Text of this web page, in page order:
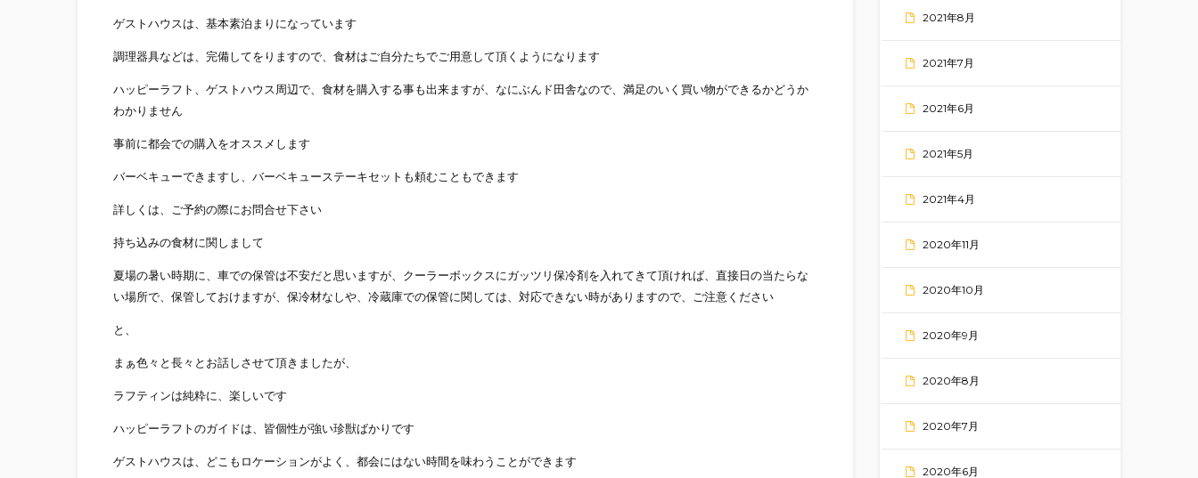
ゲストハウスは、基本素泊まりになっています
調理器具などは、完備してをりますので、食材はご自分たちでご用意して頂くようになります
ハッピーラフト、ゲストハウス周辺で、食材を購入する事も出来ますが、なにぶんド田舎なので、満足のいく買い物ができるかどうか
わかりません
事前に都会での購入をオススメします
バーベキューできますし、バーベキューステーキセットも頼むこともできます
詳しくは、ご予約の際にお問合せ下さい
持ち込みの食材に関しまして
夏場の暑い時期に、車での保管は不安だと思いますが、クーラーボックスにガッツリ保冷剤を入れてきて頂ければ、直接日の当たらな
い場所で、保管しておけますが、保冷材なしや、冷蔵庫での保管に関しては、対応できない時がありますので、ご注意ください
と、
まぁ色々と長々とお話しさせて頂きましたが、
ラフティンは純粋に、楽しいです
ハッピーラフトのガイドは、皆個性が強い珍獣ばかりです
ゲストハウスは、どこもロケーションがよく、都会にはない時間を味わうことができます
2021年8月
2021年7月
2021年6月
2021年5月
2021年4月
2020年11月
2020年10月
2020年9月
2020年8月
2020年7月
2020年6月